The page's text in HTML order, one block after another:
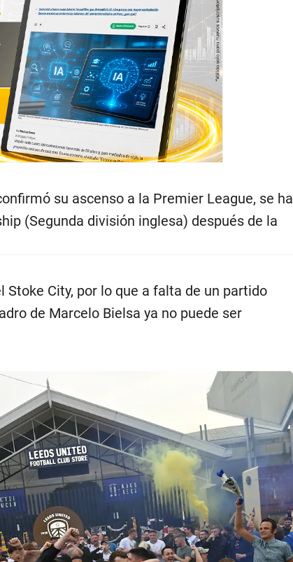
su ascenso a la Premier League, se ha
(Segunda división inglesa) después de la
Stoke City, por lo que a falta de un partido
de Marcelo Bielsa ya no puede ser